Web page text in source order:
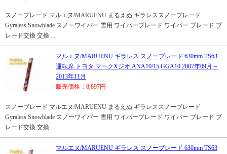
スノーブレード マルエヌ/MARUENU まるえぬ ギラレススノーブレード
Gyraless Snowblade スノーワイパー 雪用 ワイパーブレード ワイパー ブレード ブ
レード交換 交換 ...
マルエヌ/MARUENU ギラレス スノーブレード 630mm TS63
運転席 トヨタ マークXジオ ANA10/15,GGA10 2007年09月～
2013年11月
販売価格：8,897円
スノーブレード マルエヌ/MARUENU まるえぬ ギラレススノーブレード
Gyraless Snowblade スノーワイパー 雪用 ワイパーブレード ワイパー ブレード ブ
レード交換 交換 ...
マルエヌ/MARUENU ギラレス スノーブレード 630mm TS63